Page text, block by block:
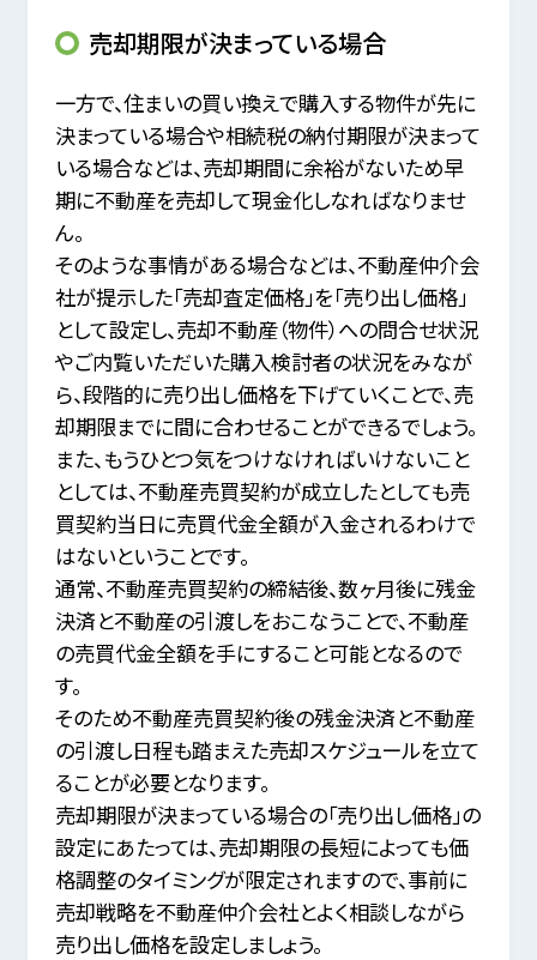
売却期限が決まっている場合
一方で、住まいの買い換えで購入する物件が先に
決まっている場合や相続税の納付期限が決まって
いる場合などは、売却期間に余裕がないため早
期に不動産を売却して現金化しなればなりませ
ん。
そのような事情がある場合などは、不動産仲介会
社が提示した「売却査定価格」を「売り出し価格」
として設定し、売却不動産（物件）への問合せ状況
やご内覧いただいた購入検討者の状況をみなが
ら、段階的に売り出し価格を下げていくことで、売
却期限までに間に合わせることができるでしょう。
また、もうひとつ気をつけなければいけないこと
としては、不動産売買契約が成立したとしても売
買契約当日に売買代金全額が入金されるわけで
はないということです。
通常、不動産売買契約の締結後、数ヶ月後に残金
決済と不動産の引渡しをおこなうことで、不動産
の売買代金全額を手にすること可能となるので
す。
そのため不動産売買契約後の残金決済と不動産
の引渡し日程も踏まえた売却スケジュールを立て
ることが必要となります。
売却期限が決まっている場合の「売り出し価格」の
設定にあたっては、売却期限の長短によっても価
格調整のタイミングが限定されますので、事前に
売却戦略を不動産仲介会社とよく相談しながら
売り出し価格を設定しましょう。